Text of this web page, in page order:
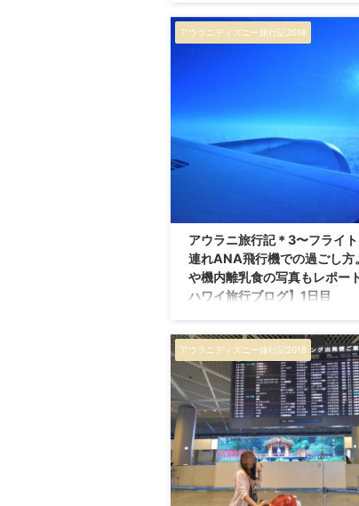
訪ありがとうございます！ 私たち
はこちらからどうぞ♪ ドールプラン
パイナップルアイスを食べよう！
泊7日の旅、 初日のオアフ島観光（
周遊！）編です。 前回の旅行記は
ニ旅行記まとめ記事（目次）はこ
ノースショア、その前に観光名所
の木」の日立の樹を見に、モアナル
行ったあと、 向かうのはオアフ島
面。 「ノースショア」とは、 オア
アウラニディズニー旅行記2018
アウラニ旅行記＊3〜フライ
連れANA飛行機での過ごし方
や機内離乳食の写真もレポー
ハワイ旅行ブログ】1日目
訪ありがとうございます！ 私たち
はこちらからどうぞ♪ 子連れハワ
ではバシネットを利用！ 子連れハ
旅、ようやく出国！ 成田空港から
ANAの飛行機に搭乗しました。 ア
とめ記事（目次）はこちらから。
ベッド「バシネット」とは さて、
娘は0歳8ヶ月。 飛行機ではANAの
用しました。 子どもが飛行機に、
に乗れるのは2歳未満までです。
アウラニディズニー旅行記2018